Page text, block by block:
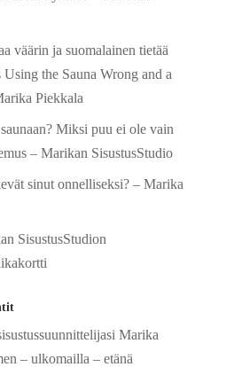
väärin ja suomalainen tietää
the Sauna Wrong and a
Piekkala
Miksi puu ei ole vain
– Marikan SisustusStudio
sinut onnelliseksi? – Marika
SisustusStudion
Marika
– ulkomailla – etänä